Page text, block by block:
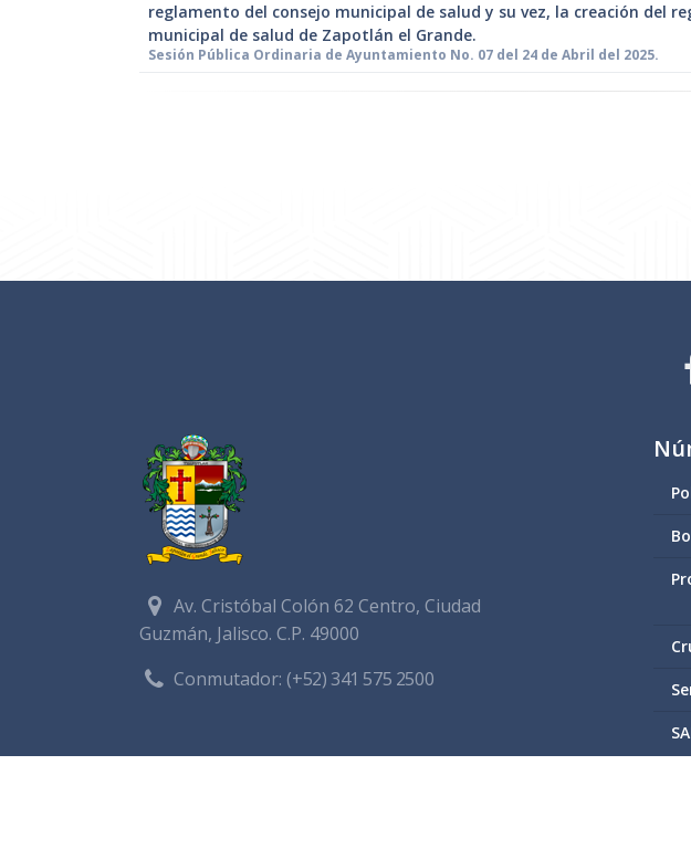
reglamento del consejo municipal de salud y su vez, la creación del
municipal de salud de Zapotlán el Grande.
Sesión Pública Ordinaria de Ayuntamiento No. 07 del 24 de Abril del 2025.
Av. Cristóbal Colón 62 Centro, Ciudad
Guzmán, Jalisco. C.P. 49000
Conmutador:(+52) 341 575 2500